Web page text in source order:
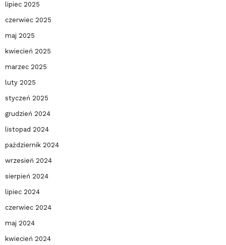
lipiec 2025
czerwiec 2025
maj 2025
kwiecień 2025
marzec 2025
luty 2025
styczeń 2025
grudzień 2024
listopad 2024
październik 2024
wrzesień 2024
sierpień 2024
lipiec 2024
czerwiec 2024
maj 2024
kwiecień 2024